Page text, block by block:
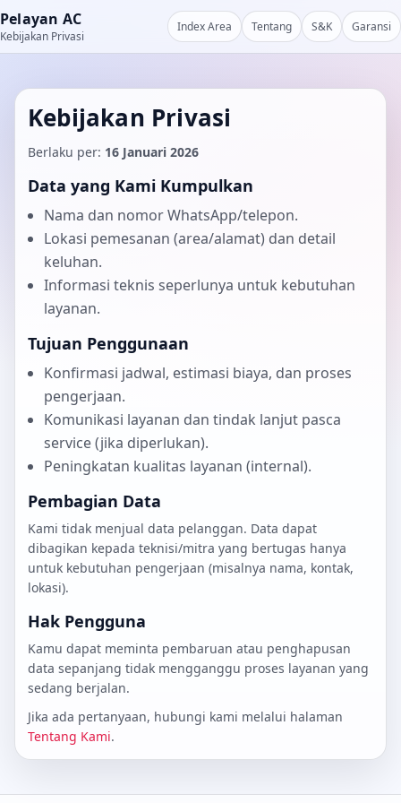
Pelayan AC
Kebijakan Privasi
Index Area Tentang S&K Garansi
Kebijakan Privasi
Berlaku per: 16 Januari 2026
Data yang Kami Kumpulkan
Nama dan nomor WhatsApp/telepon.
Lokasi pemesanan (area/alamat) dan detail
keluhan.
Informasi teknis seperlunya untuk kebutuhan
layanan.
Tujuan Penggunaan
Konfirmasi jadwal, estimasi biaya, dan proses
pengerjaan.
Komunikasi layanan dan tindak lanjut pasca
service (jika diperlukan).
Peningkatan kualitas layanan (internal).
Pembagian Data
Kami tidak menjual data pelanggan. Data dapat
dibagikan kepada teknisi/mitra yang bertugas hanya
untuk kebutuhan pengerjaan (misalnya nama, kontak,
lokasi).
Hak Pengguna
Kamu dapat meminta pembaruan atau penghapusan
data sepanjang tidak mengganggu proses layanan yang
sedang berjalan.
Jika ada pertanyaan, hubungi kami melalui halaman
Tentang Kami.